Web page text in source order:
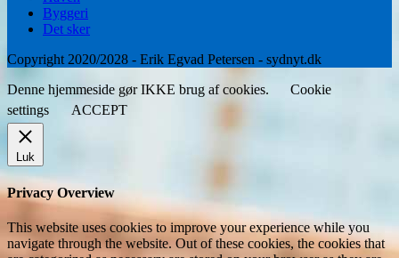
Byggeri
Det sker
Copyright 2020/2028 - Erik Egvad Petersen - sydnyt.dk
Denne hjemmeside gør IKKE brug af cookies.
Cookie
settings
ACCEPT
Luk
Privacy Overview
This website uses cookies to improve your experience while you
navigate through the website. Out of these cookies, the cookies that